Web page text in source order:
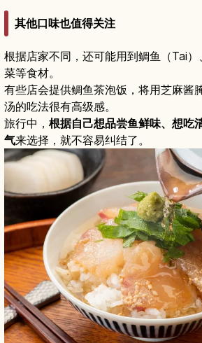
其他口味也值得关注
根据店家不同，还可能用到鲷鱼（Tai
菜等食材。
有些店会提供鲷鱼茶泡饭，将用芝麻酱
汤的吃法很有高级感。
旅行中， 根据自己想品尝鱼鲜味、想吃
气来选择，就不容易纠结了。